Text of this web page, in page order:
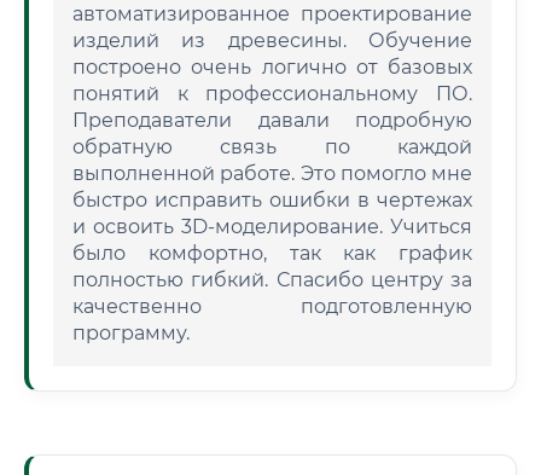
автоматизированное проектирование
изделий из древесины. Обучение
построено очень логично от базовых
понятий к профессиональному ПО.
Преподаватели давали подробную
обратную связь по каждой
выполненной работе. Это помогло мне
быстро исправить ошибки в чертежах
и освоить 3D-моделирование. Учиться
было комфортно, так как график
полностью гибкий. Спасибо центру за
качественно подготовленную
программу.